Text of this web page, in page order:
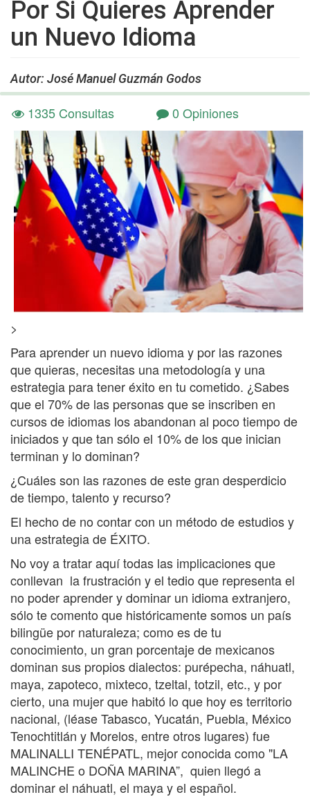
Por Si Quieres Aprender
un Nuevo Idioma
Autor: José Manuel Guzmán Godos
1335 Consultas 0 Opiniones
>
Para aprender un nuevo idioma y por las razones
que quieras, necesitas una metodología y una
estrategia para tener éxito en tu cometido. ¿Sabes
que el 70% de las personas que se inscriben en
cursos de idiomas los abandonan al poco tiempo de
iniciados y que tan sólo el 10% de los que inician
terminan y lo dominan?
¿Cuáles son las razones de este gran desperdicio
de tiempo, talento y recurso?
El hecho de no contar con un método de estudios y
una estrategia de ÉXITO.
No voy a tratar aquí todas las implicaciones que
conllevan la frustración y el tedio que representa el
no poder aprender y dominar un idioma extranjero,
sólo te comento que históricamente somos un país
bilingüe por naturaleza; como es de tu
conocimiento, un gran porcentaje de mexicanos
dominan sus propios dialectos: purépecha, náhuatl,
maya, zapoteco, mixteco, tzeltal, totzil, etc., y por
cierto, una mujer que habitó lo que hoy es territorio
nacional, (léase Tabasco, Yucatán, Puebla, México
Tenochtitlán y Morelos, entre otros lugares) fue
MALINALLI TENÉPATL, mejor conocida como "LA
MALINCHE o DOÑA MARINA”, quien llegó a
dominar el náhuatl, el maya y el español.